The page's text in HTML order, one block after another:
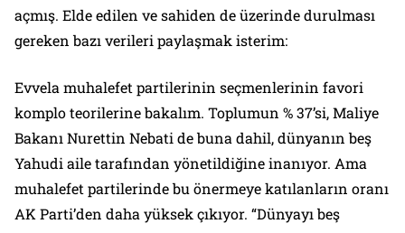
açmış. Elde edilen ve sahiden de üzerinde durulması
gereken bazı verileri paylaşmak isterim:
Evvela muhalefet partilerinin seçmenlerinin favori
komplo teorilerine bakalım. Toplumun % 37’si, Maliye
Bakanı Nurettin Nebati de buna dahil, dünyanın beş
Yahudi aile tarafından yönetildiğine inanıyor. Ama
muhalefet partilerinde bu önermeye katılanların oranı
AK Parti’den daha yüksek çıkıyor. “Dünyayı beş